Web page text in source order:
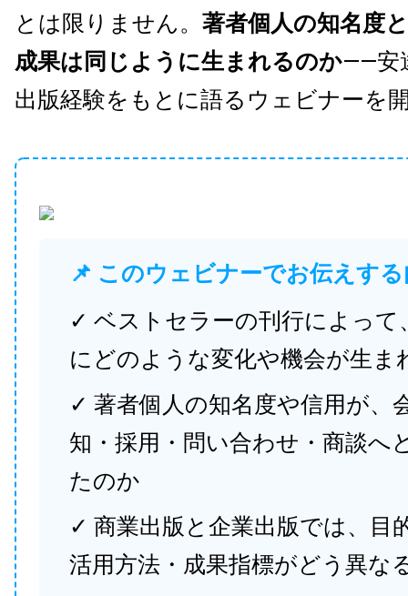
とは限りません。 著者個人の知名度
成果は同じように生まれるのか——安
出版経験をもとに語るウェビナーを
📌 このウェビナーでお伝えす
✓ ベストセラーの刊行によって
にどのような変化や機会が生ま
✓ 著者個人の知名度や信用が、
知・採用・問い合わせ・商談へ
たのか
✓ 商業出版と企業出版では、目
活用方法・成果指標がどう異な